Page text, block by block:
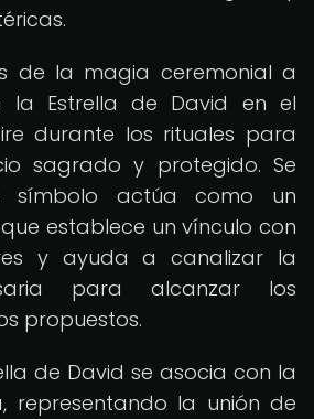
de la magia ceremonial a
la Estrella de David en el
durante los rituales para
sagrado y protegido. Se
símbolo actúa como un
establece un vínculo con
y ayuda a canalizar la
para alcanzar los
propuestos.
de David se asocia con la
representando la unión de